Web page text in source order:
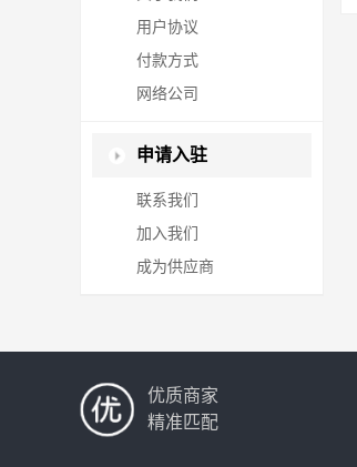
用户协议
付款方式
网络公司
申请入驻
联系我们
加入我们
成为供应商
优质商家
精准匹配